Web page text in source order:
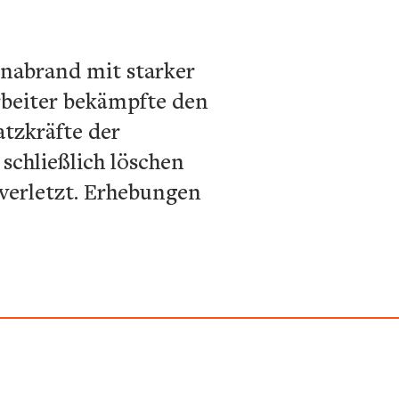
mit starker
bekämpfte den
der
löschen
Erhebungen